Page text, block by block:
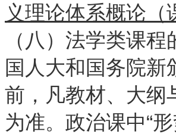
义理论体系概论（
（八）法学类课
国人大和国务院
前，凡教材、大纲
为准。政治课中“